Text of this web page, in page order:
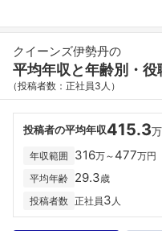
クイーンズ伊勢丹の
平均年収と年齢別・
（投稿者数：正社員3人）
投稿者の平均年収415.3
年収範囲 316万～ 477万円
平均年齢 29.3歳
投稿者数 正社員3 人